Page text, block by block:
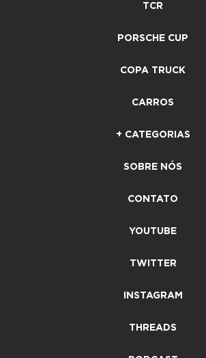
TCR
PORSCHE CUP
COPA TRUCK
CARROS
+ CATEGORIAS
SOBRE NÓS
CONTATO
YOUTUBE
TWITTER
INSTAGRAM
THREADS